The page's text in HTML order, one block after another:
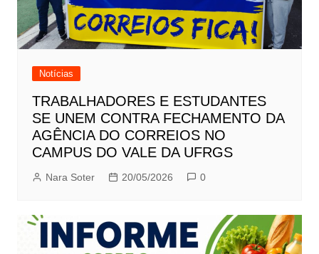
Notícias
TRABALHADORES E ESTUDANTES
SE UNEM CONTRA FECHAMENTO DA
AGÊNCIA DO CORREIOS NO
CAMPUS DO VALE DA UFRGS
Nara Soter 20/05/2026 0